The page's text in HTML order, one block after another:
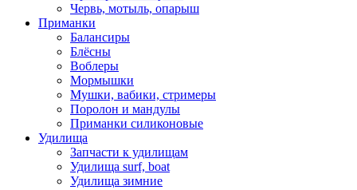
Червь, мотыль, опарыш
Приманки
Балансиры
Блёсны
Воблеры
Мормышки
Мушки, вабики, стримеры
Поролон и мандулы
Приманки силиконовые
Удилища
Запчасти к удилищам
Удилища surf, boat
Удилища зимние